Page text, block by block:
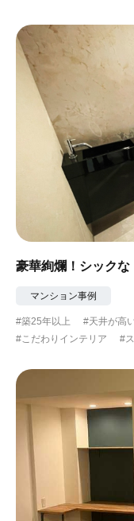
豪華絢爛！シック
マンション事例
#築25年以上 #天井が高
#こだわりインテリア
#